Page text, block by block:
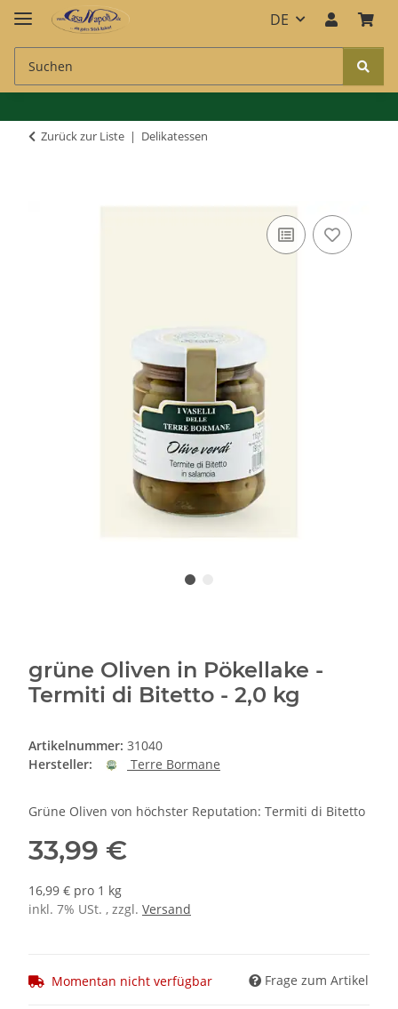
DE
Zurück zur Liste Delikatessen
grüne Oliven in Pökellake -
Termiti di Bitetto - 2,0 kg
Artikelnummer: 31040
Hersteller:
Terre Bormane
Grüne Oliven von höchster Reputation: Termiti di Bitetto
33,99 €
16,99 € pro 1 kg
inkl. 7% USt. , zzgl. Versand
Momentan nicht verfügbar Frage zum Artikel